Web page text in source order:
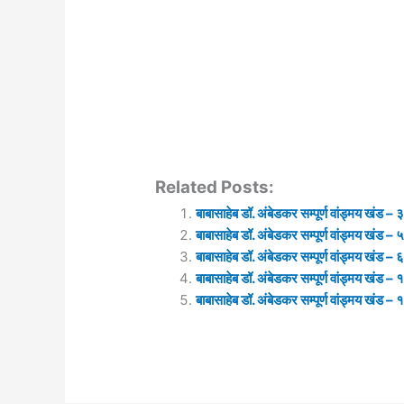
Related Posts:
बाबासाहेब डॉ. अंबेडकर सम्पूर्ण वांड्मय खंड – ३
बाबासाहेब डॉ. अंबेडकर सम्पूर्ण वांड्मय खंड – ५
बाबासाहेब डॉ. अंबेडकर सम्पूर्ण वांड्मय खंड – ६
बाबासाहेब डॉ. अंबेडकर सम्पूर्ण वांड्मय खंड –
बाबासाहेब डॉ. अंबेडकर सम्पूर्ण वांड्मय खंड –